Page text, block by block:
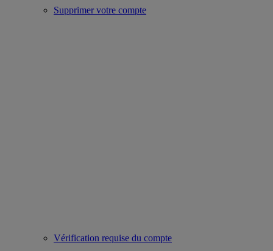
Supprimer votre compte
Vérification requise du compte